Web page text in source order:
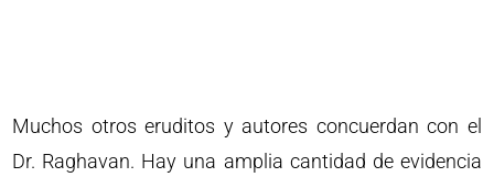
Muchos otros eruditos y autores concuerdan con el
Dr. Raghavan. Hay una amplia cantidad de evidencia